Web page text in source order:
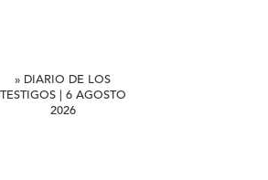
» DIARIO DE LOS
TESTIGOS | 6 AGOSTO
2026